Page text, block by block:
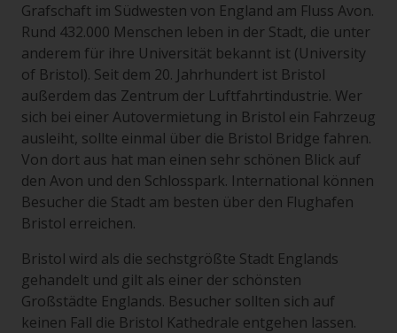
Grafschaft im Südwesten von England am Fluss Avon.
Rund 432.000 Menschen leben in der Stadt, die unter
anderem für ihre Universität bekannt ist (University
of Bristol). Seit dem 20. Jahrhundert ist Bristol
außerdem das Zentrum der Luftfahrtindustrie. Wer
sich bei einer Autovermietung in Bristol ein Fahrzeug
ausleiht, sollte einmal über die Bristol Bridge fahren.
Von dort aus hat man einen sehr schönen Blick auf
den Avon und den Schlosspark. International können
Besucher die Stadt am besten über den Flughafen
Bristol erreichen.
Bristol wird als die sechstgrößte Stadt Englands
gehandelt und gilt als einer der schönsten
Großstädte Englands. Besucher sollten sich auf
keinen Fall die Bristol Kathedrale entgehen lassen.